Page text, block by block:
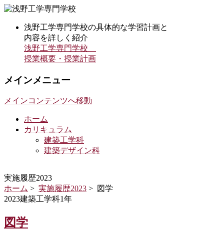
浅野工学専門学校の具体的な学習計画と
内容を詳しく紹介
浅野工学専門学校
授業概要・授業計画
メインメニュー
メインコンテンツへ移動
ホーム
カリキュラム
建築工学科
建築デザイン科
実施履歴2023
ホーム > 実施履歴2023 > 図学
2023建築工学科1年
図学